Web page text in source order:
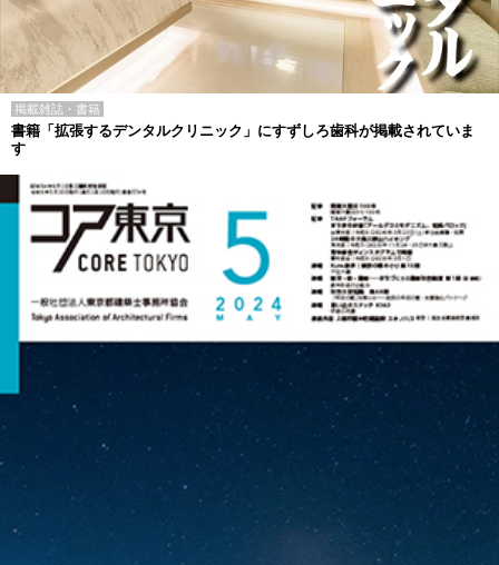
掲載雑誌・書籍
書籍「拡張するデンタルクリニック」にすずしろ歯科が掲載されていま
す